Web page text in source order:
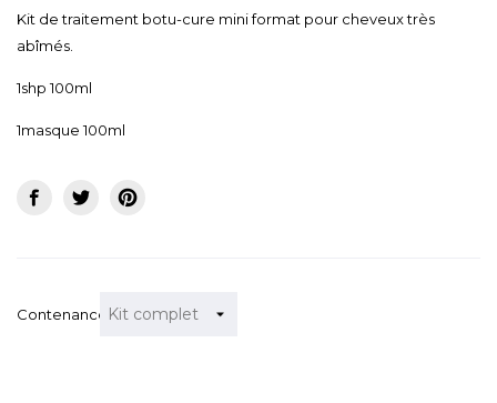
Kit de traitement botu-cure mini format pour cheveux très
abîmés.
1shp 100ml
1masque 100ml
Contenance